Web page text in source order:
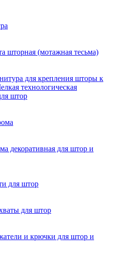
шторная (мотажная тесьма)
для крепления шторы к
технологическая
штор
декоративная для штор и
для штор
для штор
и крючки для штор и